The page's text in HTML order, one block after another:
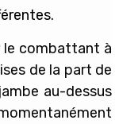
.
le combattant à
de la part de
au-dessus